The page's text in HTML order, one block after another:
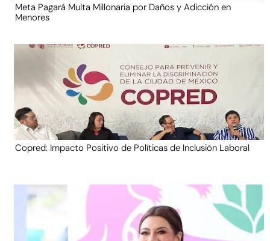
Meta Pagará Multa Millonaria por Daños y Adicción en
Menores
Copred: Impacto Positivo de Políticas de Inclusión Laboral